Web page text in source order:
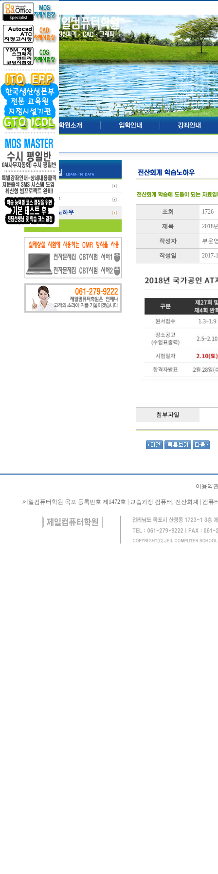
기출문제
학습노하우
전산회계 노하우
조회 1726
제목 2018
작성자 부운
작성일 2017-
첨부파일
이용약
제일컴퓨터학원 목포 등록번호 제1472호 | 교습과정 컴퓨터, 전산회계 | 컴